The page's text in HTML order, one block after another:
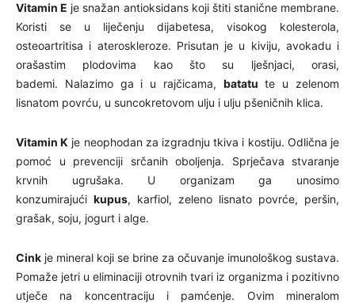
Vitamin E je snažan antioksidans koji štiti stanične membrane.
Koristi se u liječenju dijabetesa, visokog kolesterola,
osteoartritisa i ateroskleroze. Prisutan je u kiviju, avokadu i
orašastim plodovima kao što su lješnjaci, orasi,
bademi. Nalazimo ga i u rajčicama, batatu te u zelenom
lisnatom povrću, u suncokretovom ulju i ulju pšeničnih klica.
Vitamin K je neophodan za izgradnju tkiva i kostiju. Odlična je
pomoć u prevenciji srčanih oboljenja. Sprječava stvaranje
krvnih ugrušaka. U organizam ga unosimo
konzumirajući kupus, karfiol, zeleno lisnato povrće, peršin,
grašak, soju, jogurt i alge.
Cink je mineral koji se brine za očuvanje imunološkog sustava.
Pomaže jetri u eliminaciji otrovnih tvari iz organizma i pozitivno
utječe na koncentraciju i pamćenje. Ovim mineralom